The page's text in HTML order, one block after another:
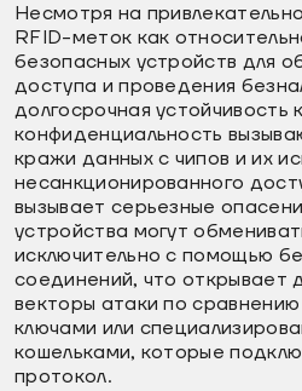
Несмотря на
RFID-меток как
безопасных устройств для
доступа и проведения
долгосрочная устойчивость
конфиденциальность
кражи данных с чипов и их
несанкционированного
вызывает серьезные
устройства могут
исключительно с помощью
соединений, что открывает
векторы атаки по
ключами или
кошельками, которые
протокол.